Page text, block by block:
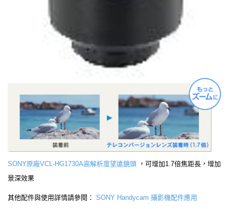
SONY原廠VCL-HG1730A高解析度望遠鏡頭 ，可增加1.7倍焦距長，增加
景深效果
其他配件與使用詳情請參閱： SONY Handycam 攝影機配件應用